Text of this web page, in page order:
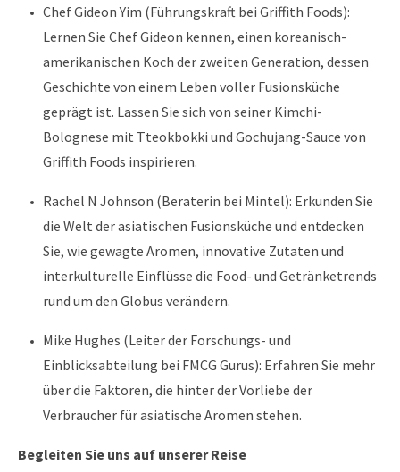
Chef Gideon Yim (Führungskraft bei Griffith Foods):
Lernen Sie Chef Gideon kennen, einen koreanisch-
amerikanischen Koch der zweiten Generation, dessen
Geschichte von einem Leben voller Fusionsküche
geprägt ist. Lassen Sie sich von seiner Kimchi-
Bolognese mit Tteokbokki und Gochujang-Sauce von
Griffith Foods inspirieren.
Rachel N Johnson (Beraterin bei Mintel): Erkunden Sie
die Welt der asiatischen Fusionsküche und entdecken
Sie, wie gewagte Aromen, innovative Zutaten und
interkulturelle Einflüsse die Food- und Getränketrends
rund um den Globus verändern.
Mike Hughes (Leiter der Forschungs- und
Einblicksabteilung bei FMCG Gurus): Erfahren Sie mehr
über die Faktoren, die hinter der Vorliebe der
Verbraucher für asiatische Aromen stehen.
Begleiten Sie uns auf unserer Reise